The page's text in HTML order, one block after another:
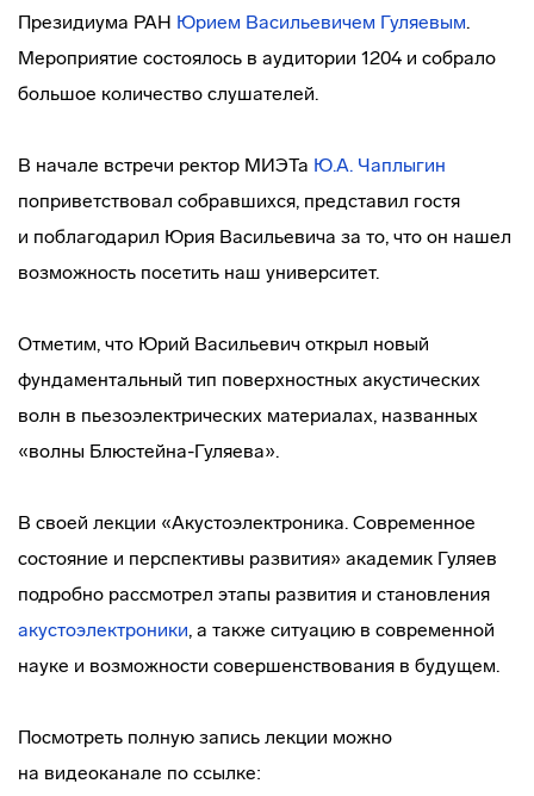
Президиума РАН Юрием Васильевичем Гуляевым.
Мероприятие состоялось в аудитории 1204 и собрало
большое количество слушателей.
В начале встречи ректор МИЭТа Ю.А. Чаплыгин
поприветствовал собравшихся, представил гостя
и поблагодарил Юрия Васильевича за то, что он нашел
возможность посетить наш университет.
Отметим, что Юрий Васильевич открыл новый
фундаментальный тип поверхностных акустических
волн в пьезоэлектрических материалах, названных
«волны Блюстейна-Гуляева».
В своей лекции «Акустоэлектроника. Современное
состояние и перспективы развития» академик Гуляев
подробно рассмотрел этапы развития и становления
акустоэлектроники, а также ситуацию в современной
науке и возможности совершенствования в будущем.
Посмотреть полную запись лекции можно
на видеоканале по ссылке: